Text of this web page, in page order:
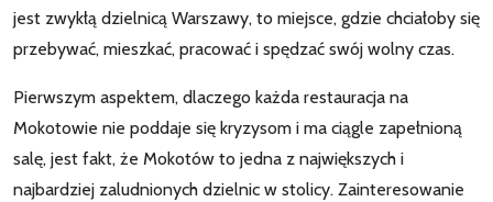
jest zwykłą dzielnicą Warszawy, to miejsce, gdzie chciałoby się
przebywać, mieszkać, pracować i spędzać swój wolny czas.
Pierwszym aspektem, dlaczego każda restauracja na
Mokotowie nie poddaje się kryzysom i ma ciągle zapełnioną
salę, jest fakt, że Mokotów to jedna z największych i
najbardziej zaludnionych dzielnic w stolicy. Zainteresowanie